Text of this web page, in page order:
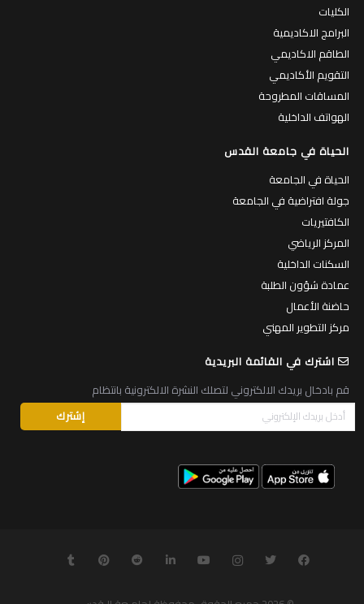
الكليات
البرامج الاكاديمية
الطاقم الاكاديمي
التقويم الأكاديمي
المساقات المطروحة
الهواتف الداخلية
الحياة في جامعة القدس
الحياة في الجامعة
جولة افتراضية في الجامعة
الكافتيريات
المركز الرياضي
السكنات الداخلية
عمادة شؤون الطلبة
حاضنة الأعمال
مركز التطوير المهني
اشترك في القائمة البريدية
قم بادخال بريدك الالكتروني لتصلك النشرة الالكترونية بانتظام